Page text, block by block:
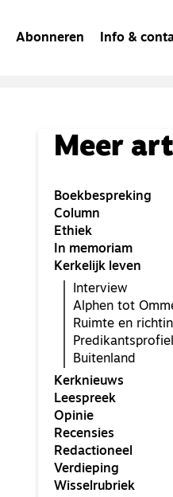
Abonneren Info &
Meer
Boekbespreking
Column
Ethiek
In memoriam
Kerkelijk leven
Interview
Alphen tot
Ruimte en
Predikantsprofiel
Buitenland
Kerknieuws
Leespreek
Opinie
Recensies
Redactioneel
Verdieping
Wisselrubriek